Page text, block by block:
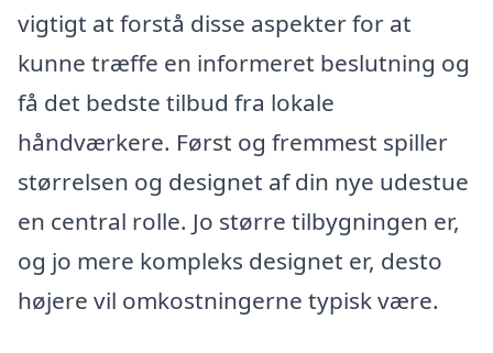
vigtigt at forstå disse aspekter for at
kunne træffe en informeret beslutning og
få det bedste tilbud fra lokale
håndværkere. Først og fremmest spiller
størrelsen og designet af din nye udestue
en central rolle. Jo større tilbygningen er,
og jo mere kompleks designet er, desto
højere vil omkostningerne typisk være.